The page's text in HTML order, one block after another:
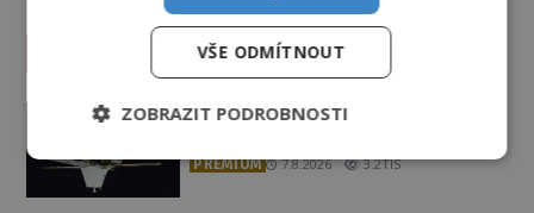
Vesmír a technologie
Co zachycují tajemné snímky
PREMIUM 7.8.2026 3.2TIS
VŠE ODMÍTNOUT
ZOBRAZIT PODROBNOSTI